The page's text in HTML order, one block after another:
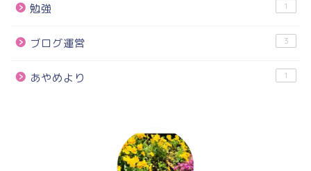
勉強 1
ブログ運営 3
あやめより 1